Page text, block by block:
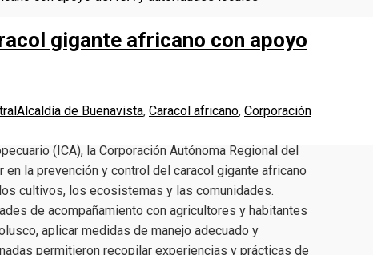
gigante africano con apoyo
Alcaldía de Buenavista, Caracol africano, Corporación
(ICA), la Corporación Autónoma Regional del
la prevención y control del caracol gigante africano
cultivos, los ecosistemas y las comunidades.
de acompañamiento con agricultores y habitantes
aplicar medidas de manejo adecuado y
permitieron recopilar experiencias y prácticas de